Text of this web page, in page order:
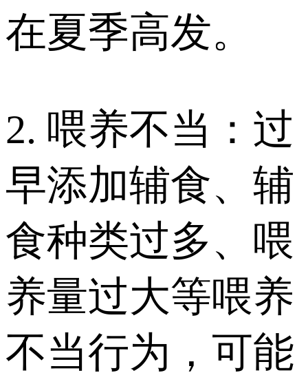
在夏季高发。
2. 喂养不当：过
早添加辅食、辅
食种类过多、喂
养量过大等喂养
不当行为，可能